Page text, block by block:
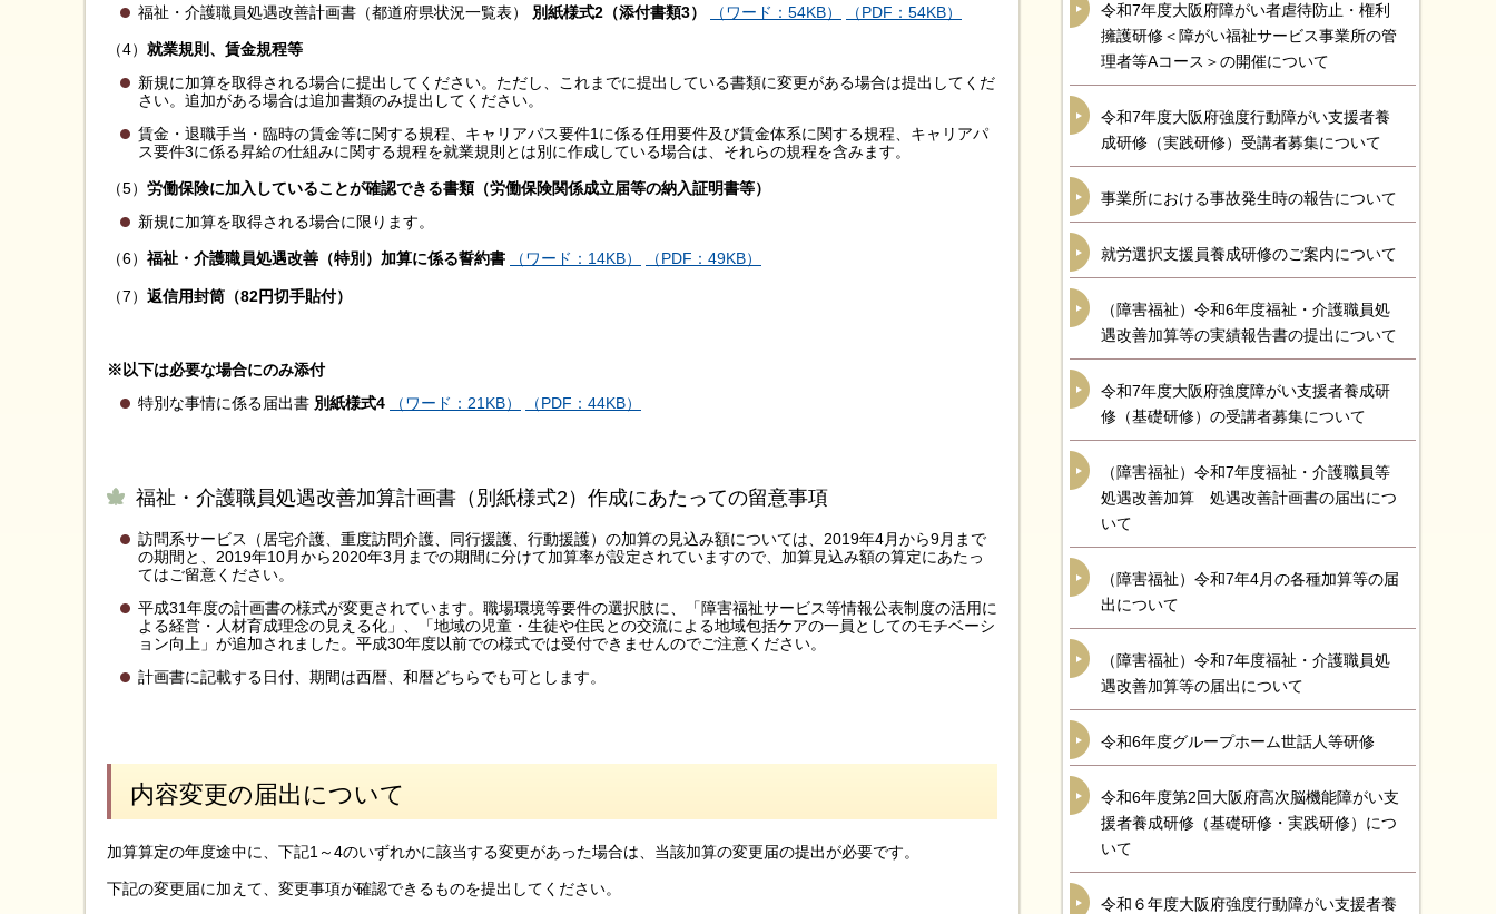
福祉・介護職員処遇改善計画書（都道府県状況一覧表） 別紙様式2（添付書類3） （ワード：54KB） （PDF：54KB）
（4） 就業規則、賃金規程等
新規に加算を取得される場合に提出してください。ただし、これまでに提出している書類に変更がある場合は提出してくだ
さい。追加がある場合は追加書類のみ提出してください。
賃金・退職手当・臨時の賃金等に関する規程、キャリアパス要件1に係る任用要件及び賃金体系に関する規程、キャリアパ
ス要件3に係る昇給の仕組みに関する規程を就業規則とは別に作成している場合は、それらの規程を含みます。
（5） 労働保険に加入していることが確認できる書類（労働保険関係成立届等の納入証明書等）
新規に加算を取得される場合に限ります。
（6） 福祉・介護職員処遇改善（特別）加算に係る誓約書 （ワード：14KB） （PDF：49KB）
（7） 返信用封筒（82円切手貼付）
※以下は必要な場合にのみ添付
特別な事情に係る届出書 別紙様式4 （ワード：21KB） （PDF：44KB）
福祉・介護職員処遇改善加算計画書（別紙様式2）作成にあたっての留意事項
訪問系サービス（居宅介護、重度訪問介護、同行援護、行動援護）の加算の見込み額については、2019年4月から9月まで
の期間と、2019年10月から2020年3月までの期間に分けて加算率が設定されていますので、加算見込み額の算定にあたっ
てはご留意ください。
平成31年度の計画書の様式が変更されています。職場環境等要件の選択肢に、「障害福祉サービス等情報公表制度の活用に
よる経営・人材育成理念の見える化」、「地域の児童・生徒や住民との交流による地域包括ケアの一員としてのモチベーシ
ョン向上」が追加されました。平成30年度以前での様式では受付できませんのでご注意ください。
計画書に記載する日付、期間は西暦、和暦どちらでも可とします。
内容変更の届出について
加算算定の年度途中に、下記1～4のいずれかに該当する変更があった場合は、当該加算の変更届の提出が必要です。
下記の変更届に加えて、変更事項が確認できるものを提出してください。
令和7年度大阪府障がい者虐待防止・権利
擁護研修＜障がい福祉サービス事業所の管
理者等Aコース＞の開催について
令和7年度大阪府強度行動障がい支援者養
成研修（実践研修）受講者募集について
事業所における事故発生時の報告について
就労選択支援員養成研修のご案内について
（障害福祉）令和6年度福祉・介護職員処
遇改善加算等の実績報告書の提出について
令和7年度大阪府強度障がい支援者養成研
修（基礎研修）の受講者募集について
（障害福祉）令和7年度福祉・介護職員等
処遇改善加算 処遇改善計画書の届出につ
いて
（障害福祉）令和7年4月の各種加算等の届
出について
（障害福祉）令和7年度福祉・介護職員処
遇改善加算等の届出について
令和6年度グループホーム世話人等研修
令和6年度第2回大阪府高次脳機能障がい支
援者養成研修（基礎研修・実践研修）につ
いて
令和６年度大阪府強度行動障がい支援者養